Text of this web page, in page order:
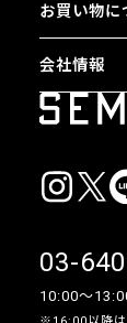
お買い物に
会社情報
03-
10:00〜